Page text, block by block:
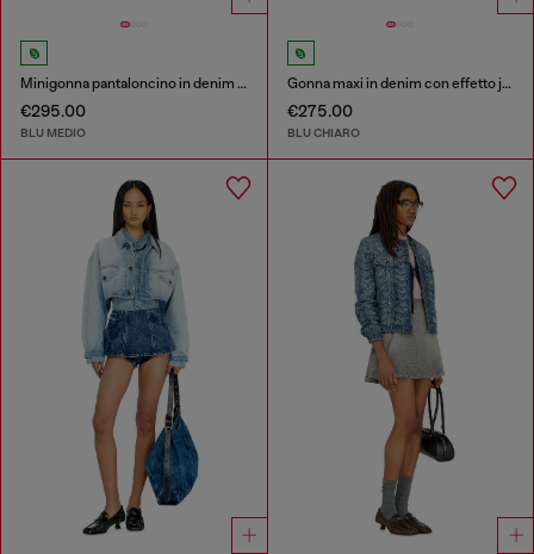
Minigonna pantaloncino in denim con doppia cintura
€295.00
BLU MEDIO
Gonna maxi in denim con effetto jean‑illusion e spacchi
€275.00
BLU CHIARO